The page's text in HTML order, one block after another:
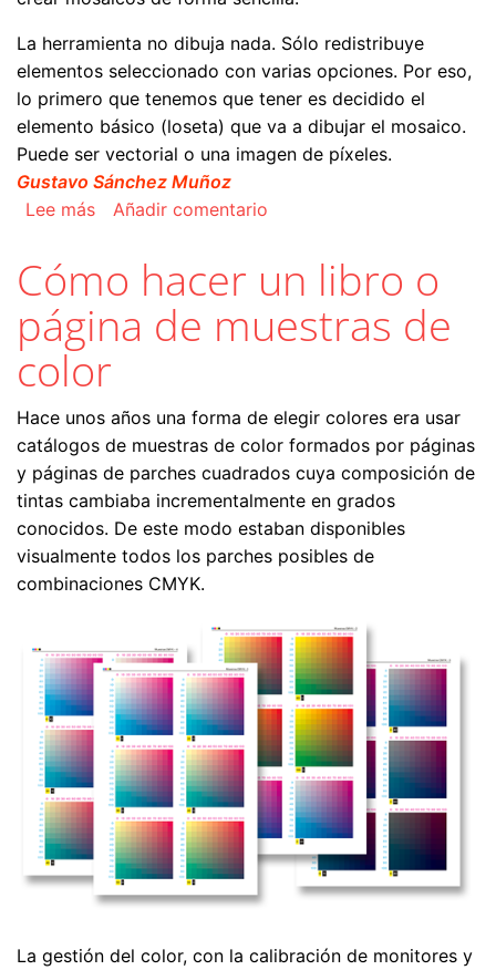
La herramienta no dibuja nada. Sólo redistribuye
elementos seleccionado con varias opciones. Por eso,
lo primero que tenemos que tener es decidido el
elemento básico (loseta) que va a dibujar el mosaico.
Puede ser vectorial o una imagen de píxeles.
Gustavo Sánchez Muñoz
Lee mássobre Más mosaicos y patrones en Illustrator
Añadir comentario
Cómo hacer un libro o
página de muestras de
color
Hace unos años una forma de elegir colores era usar
catálogos de muestras de color formados por páginas
y páginas de parches cuadrados cuya composición de
tintas cambiaba incrementalmente en grados
conocidos. De este modo estaban disponibles
visualmente todos los parches posibles de
combinaciones CMYK.
La gestión del color, con la calibración de monitores y